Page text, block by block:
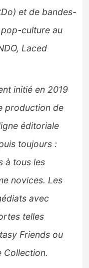
et de bandes-
culture au
Laced
initié en 2019
production de
éditoriale
toujours :
à tous les
novices. Les
avec
telles
Friends ou
Collection.